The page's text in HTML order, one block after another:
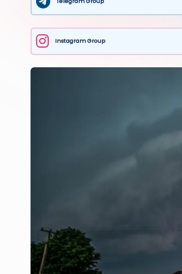
Instagram Group